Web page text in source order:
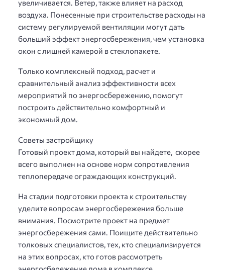
увеличивается. Ветер, также влияет на расход
воздуха. Понесенные при строительстве расходы на
систему регулируемой вентиляции могут дать
больший эффект энергосбережения, чем установка
окон с лишней камерой в стеклопакете.
Только комплексный подход, расчет и
сравнительный анализ эффективности всех
мероприятий по энергосбережению, помогут
построить действительно комфортный и
экономный дом.
Советы застройщику
Готовый проект дома, который вы найдете, скорее
всего выполнен на основе норм сопротивления
теплопередаче ограждающих конструкций.
На стадии подготовки проекта к строительству
уделите вопросам энергосбережения больше
внимания. Посмотрите проект на предмет
энергосбережения сами. Поищите действительно
толковых специалистов, тех, кто специализируется
на этих вопросах, кто готов рассмотреть